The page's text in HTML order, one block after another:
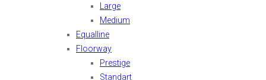
Large
Medium
Equalline
Floorway
Prestige
Standart